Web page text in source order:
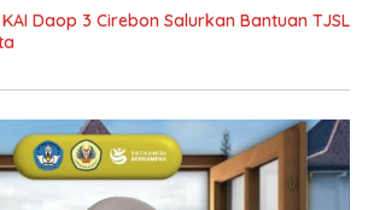
Daop 3 Cirebon Salurkan Bantuan TJSL